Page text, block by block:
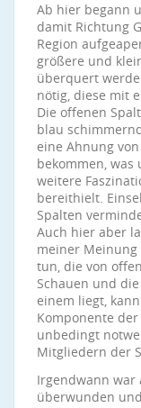
Ab hier begann
damit Richtung
Region
größere und
überquert
nötig, diese mit
Die offenen
blau
eine Ahnung
bekommen, was
weitere
bereithielt.
Spalten
Auch hier aber
meiner Meinung
tun, die von
Schauen und
einem liegt,
Komponente
unbedingt
Mitgliedern der
Irgendwann war
überwunden